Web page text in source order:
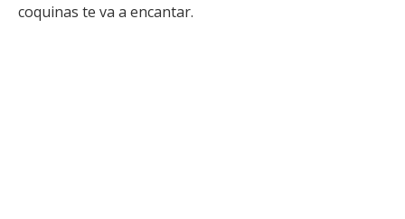
coquinas te va a encantar.